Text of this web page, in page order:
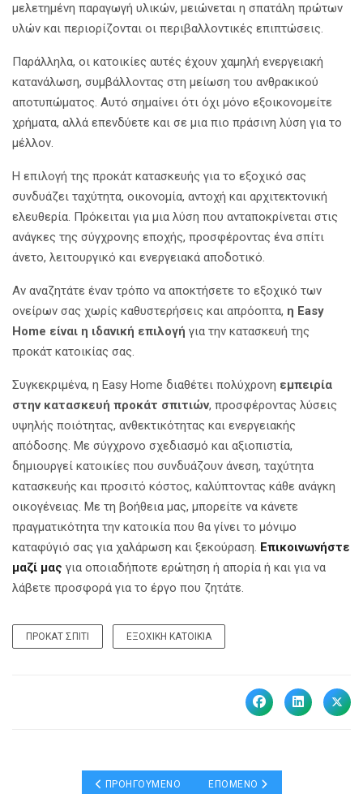
μελετημένη παραγωγή υλικών, μειώνεται η σπατάλη πρώτων
υλών και περιορίζονται οι περιβαλλοντικές επιπτώσεις.
Παράλληλα, οι κατοικίες αυτές έχουν χαμηλή ενεργειακή
κατανάλωση, συμβάλλοντας στη μείωση του ανθρακικού
αποτυπώματος. Αυτό σημαίνει ότι όχι μόνο εξοικονομείτε
χρήματα, αλλά επενδύετε και σε μια πιο πράσινη λύση για το
μέλλον.
Η επιλογή της προκάτ κατασκευής για το εξοχικό σας
συνδυάζει ταχύτητα, οικονομία, αντοχή και αρχιτεκτονική
ελευθερία. Πρόκειται για μια λύση που ανταποκρίνεται στις
ανάγκες της σύγχρονης εποχής, προσφέροντας ένα σπίτι
άνετο, λειτουργικό και ενεργειακά αποδοτικό.
Αν αναζητάτε έναν τρόπο να αποκτήσετε το εξοχικό των
ονείρων σας χωρίς καθυστερήσεις και απρόοπτα, η Easy
Home είναι η ιδανική επιλογή για την κατασκευή της
προκάτ κατοικίας σας.
Συγκεκριμένα, η Easy Home διαθέτει πολύχρονη εμπειρία
στην κατασκευή προκάτ σπιτιών, προσφέροντας λύσεις
υψηλής ποιότητας, ανθεκτικότητας και ενεργειακής
απόδοσης. Με σύγχρονο σχεδιασμό και αξιοπιστία,
δημιουργεί κατοικίες που συνδυάζουν άνεση, ταχύτητα
κατασκευής και προσιτό κόστος, καλύπτοντας κάθε ανάγκη
οικογένειας. Με τη βοήθεια μας, μπορείτε να κάνετε
πραγματικότητα την κατοικία που θα γίνει το μόνιμο
καταφύγιό σας για χαλάρωση και ξεκούραση. Επικοινωνήστε
μαζί μας για οποιαδήποτε ερώτηση ή απορία ή και για να
λάβετε προσφορά για το έργο που ζητάτε.
ΠΡΟΚΆΤ ΣΠΊΤΙ ΕΞΟΧΙΚΉ ΚΑΤΟΙΚΊΑ
ΠΡΟΗΓΟΎΜΕΝΟ ΆΡΘΡΟ: ICF ΚΑΙ ΑΝΤΙΣΕΙΣΜΙΚΉ
ΠΡΟΗΓΟΎΜΕΝΟ ΕΠΌΜΕΝΟ ΆΡΘΡΟ: ΠΏΣ ΝΑ
ΕΠΌΜΕΝΟ